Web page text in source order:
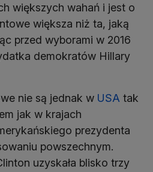
większych wahań i jest o
większa niż ta, jaką
przed wyborami w 2016
demokratów Hillary
nie są jednak w USA tak
jak w krajach
prezydenta
powszechnym.
uzyskała blisko trzy